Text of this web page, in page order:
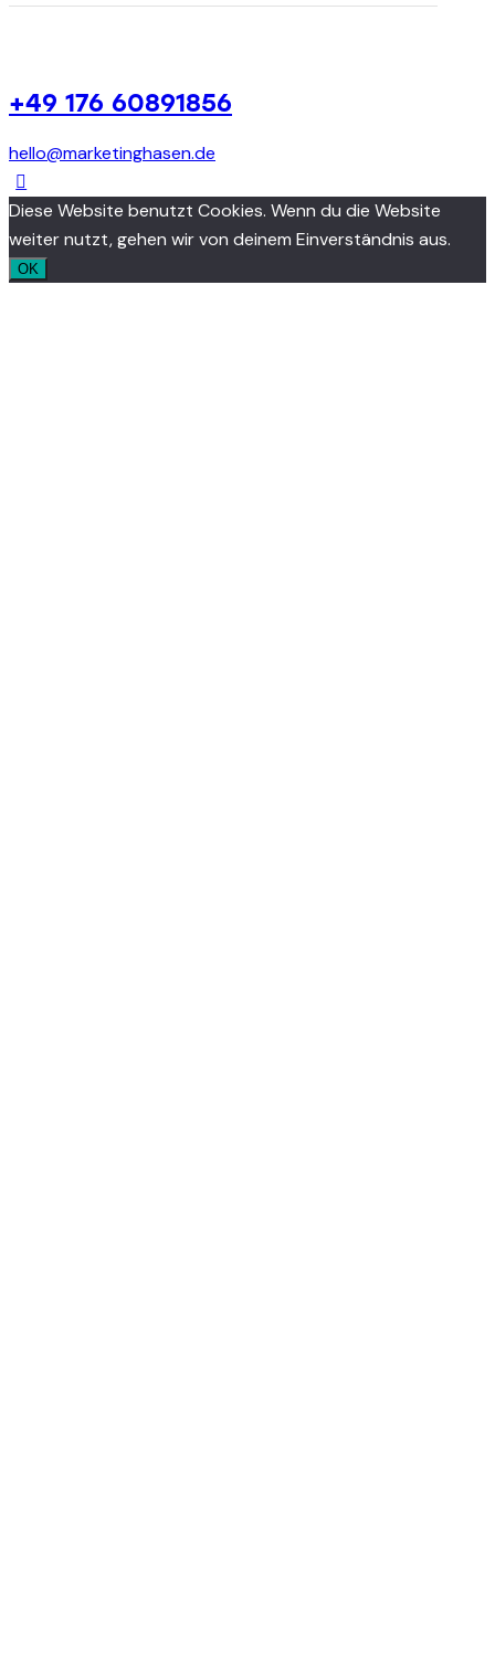
+49 176 60891856
hello@marketinghasen.de
Diese Website benutzt Cookies. Wenn du die Website
weiter nutzt, gehen wir von deinem Einverständnis aus.
OK